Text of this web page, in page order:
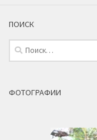
ПОИСК
Найти:
ФОТОГРАФИИ